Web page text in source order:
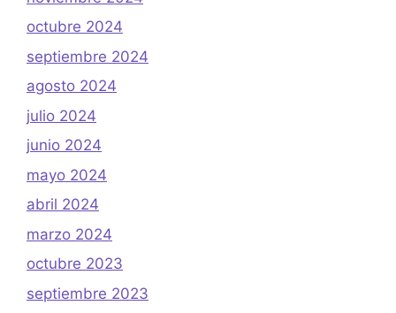
octubre 2024
septiembre 2024
agosto 2024
julio 2024
junio 2024
mayo 2024
abril 2024
marzo 2024
octubre 2023
septiembre 2023